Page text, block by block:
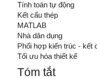
Tính toán tự động
Kết cấu thép
MATLAB
Nhà dân dụng
Phối hợp kiến trúc - kết
Tối ưu hóa thiết kế
Tóm tắt